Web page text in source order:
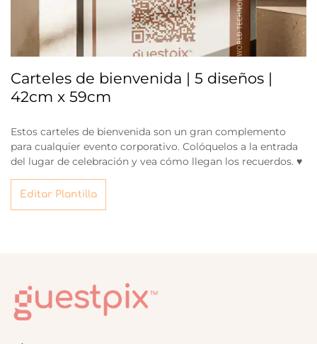
Carteles de bienvenida | 5 diseños |
42cm x 59cm
Estos carteles de bienvenida son un gran complemento
para cualquier evento corporativo. Colóquelos a la entrada
del lugar de celebración y vea cómo llegan los recuerdos. ♥
Editar Plantilla